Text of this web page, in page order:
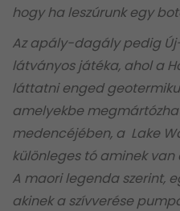
hogy ha leszúrunk egy
Az apály-dagály pedig
látványos játéka, ahol a
láttatni enged
amelyekbe
medencéjében, a Lake
különleges tó aminek
A maori legenda szerint,
akinek a szívverése